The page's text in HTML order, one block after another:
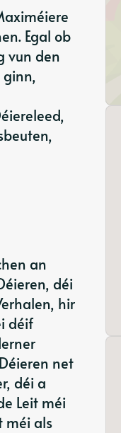
Egal ob
vun den
an
déi
hir
déif
net
déi a
Leit méi
méi als